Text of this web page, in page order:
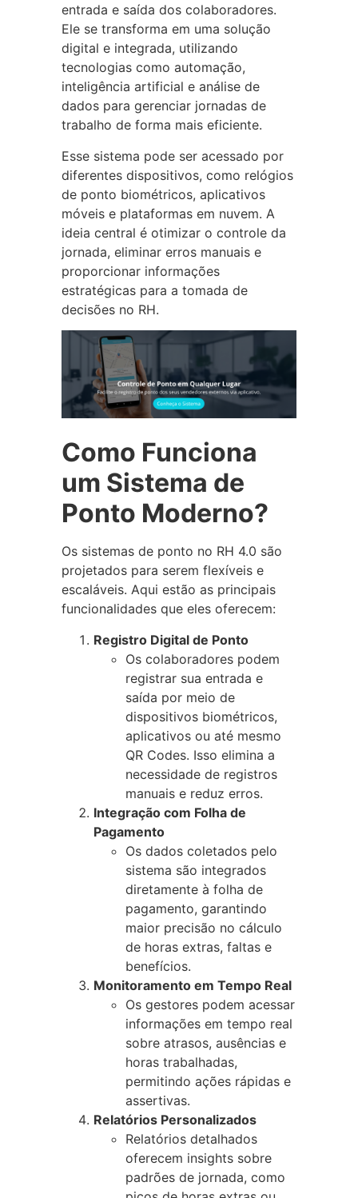
entrada e saída dos colaboradores.
Ele se transforma em uma solução
digital e integrada, utilizando
tecnologias como automação,
inteligência artificial e análise de
dados para gerenciar jornadas de
trabalho de forma mais eficiente.
Esse sistema pode ser acessado por
diferentes dispositivos, como relógios
de ponto biométricos, aplicativos
móveis e plataformas em nuvem. A
ideia central é otimizar o controle da
jornada, eliminar erros manuais e
proporcionar informações
estratégicas para a tomada de
decisões no RH.
Como Funciona
um Sistema de
Ponto Moderno?
Os sistemas de ponto no RH 4.0 são
projetados para serem flexíveis e
escaláveis. Aqui estão as principais
funcionalidades que eles oferecem:
Registro Digital de Ponto
Os colaboradores podem
registrar sua entrada e
saída por meio de
dispositivos biométricos,
aplicativos ou até mesmo
QR Codes. Isso elimina a
necessidade de registros
manuais e reduz erros.
Integração com Folha de
Pagamento
Os dados coletados pelo
sistema são integrados
diretamente à folha de
pagamento, garantindo
maior precisão no cálculo
de horas extras, faltas e
benefícios.
Monitoramento em Tempo Real
Os gestores podem acessar
informações em tempo real
sobre atrasos, ausências e
horas trabalhadas,
permitindo ações rápidas e
assertivas.
Relatórios Personalizados
Relatórios detalhados
oferecem insights sobre
padrões de jornada, como